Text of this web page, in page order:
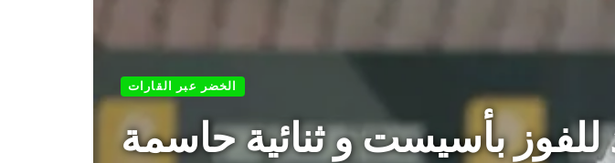
الخضر عبر القارات
للفوز بأسيست و ثنائية حاسمة